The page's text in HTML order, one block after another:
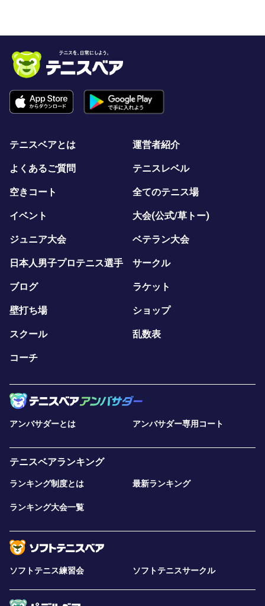
テニスベアとは 運営者紹介
よくあるご質問 テニスレベル
空きコート 全てのテニス場
イベント 大会(公式/草トー)
ジュニア大会 ベテラン大会
日本人男子プロテニス選手 サークル
ブログ ラケット
壁打ち場 ショップ
スクール 乱数表
コーチ
アンバサダーとは アンバサダー専用コート
テニスベアランキング
ランキング制度とは 最新ランキング
ランキング大会一覧
ソフトテニス練習会 ソフトテニスサークル